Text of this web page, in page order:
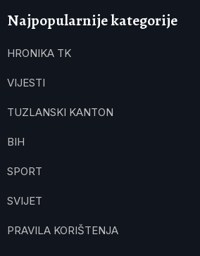
Najpopularnije kategorije
HRONIKA TK
VIJESTI
TUZLANSKI KANTON
BIH
SPORT
SVIJET
PRAVILA KORIŠTENJA